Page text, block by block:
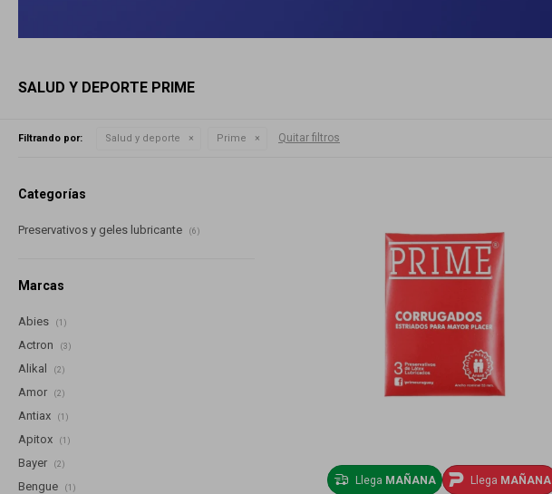
SALUD Y DEPORTE PRIME
Filtrando por: Salud y deporte Prime Quitar filtros
Llega MAÑANA Llega MAÑANA
Categorías
Preservativos y geles lubricante (6)
Marcas
Abies (1)
Actron (3)
Alikal (2)
Amor (2)
Antiax (1)
Apitox (1)
Bayer (2)
Bengue (1)